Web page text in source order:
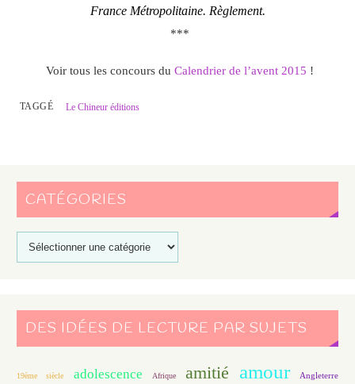
France Métropolitaine. Règlement.
***
Voir tous les concours du Calendrier de l’avent 2015 !
TAGGÉ Le Chineur éditions
CATÉGORIES
DES IDÉES DE LECTURE PAR SUJETS
19ème siècle adolescence Afrique amitié amour Angleterre